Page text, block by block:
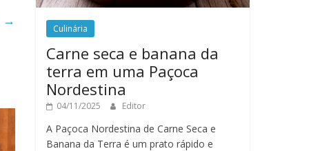
→
Culinária
Carne seca e banana da
terra em uma Paçoca
Nordestina
04/11/2025 Editor
A Paçoca Nordestina de Carne Seca e
Banana da Terra é um prato rápido e